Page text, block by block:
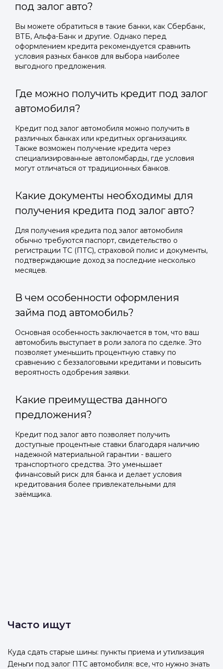
под залог авто?
Вы можете обратиться в такие банки, как Сбербанк,
ВТБ, Альфа-Банк и другие. Однако перед
оформлением кредита рекомендуется сравнить
условия разных банков для выбора наиболее
выгодного предложения.
Где можно получить кредит под залог
автомобиля?
Кредит под залог автомобиля можно получить в
различных банках или кредитных организациях.
Также возможен получение кредита через
специализированные автоломбарды, где условия
могут отличаться от традиционных банков.
Какие документы необходимы для
получения кредита под залог авто?
Для получения кредита под залог автомобиля
обычно требуются паспорт, свидетельство о
регистрации ТС (ПТС), страховой полис и документы,
подтверждающие доход за последние несколько
месяцев.
В чем особенности оформления
займа под автомобиль?
Основная особенность заключается в том, что ваш
автомобиль выступает в роли залога по сделке. Это
позволяет уменьшить процентную ставку по
сравнению с беззалоговыми кредитами и повысить
вероятность одобрения заявки.
Какие преимущества данного
предложения?
Кредит под залог авто позволяет получить
доступные процентные ставки благодаря наличию
надежной материальной гарантии - вашего
транспортного средства. Это уменьшает
финансовый риск для банка и делает условия
кредитования более привлекательными для
заёмщика.
Часто ищут
Куда сдать старые шины: пункты приема и утилизация
Деньги под залог ПТС автомобиля: все, что нужно знать